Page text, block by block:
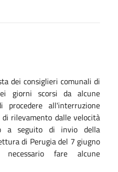
dei consiglieri comunali di
giorni scorsi da alcune
all'interruzione
rilevamento dalle velocità
a seguito di invio della
di Perugia del 7 giugno
fare alcune